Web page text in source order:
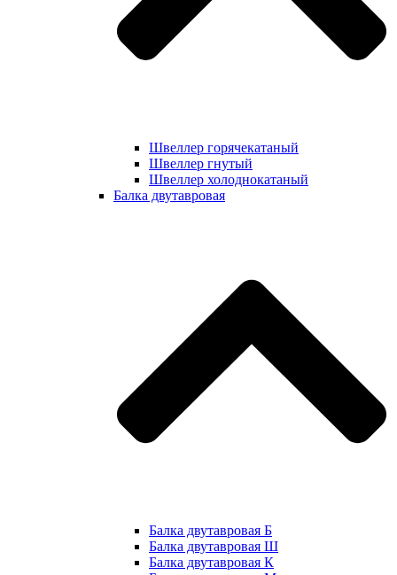
Швеллер горячекатаный
Швеллер гнутый
Швеллер холоднокатаный
Балка двутавровая
Балка двутавровая Б
Балка двутавровая Ш
Балка двутавровая К